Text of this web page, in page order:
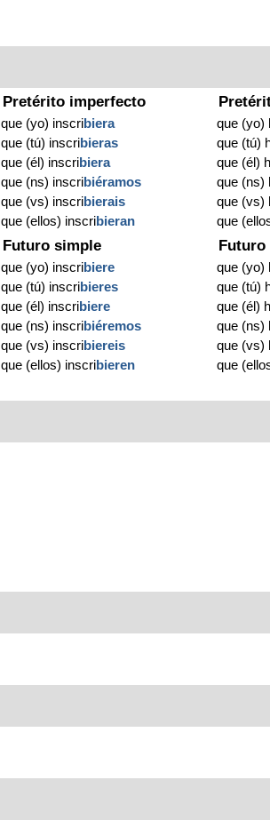
Pretérito imperfecto
que (yo) inscribiera
que (tú) inscribieras
que (él) inscribiera
que (ns) inscribiéramos
que (vs) inscribierais
que (ellos) inscribieran
que (yo)
que (tú)
que (él)
que (ns)
que (vs)
que
Futuro simple
que (yo) inscribiere
que (tú) inscribieres
que (él) inscribiere
que (ns) inscribiéremos
que (vs) inscribiereis
que (ellos) inscribieren
que (yo)
que (tú)
que (él)
que (ns)
que (vs)
que